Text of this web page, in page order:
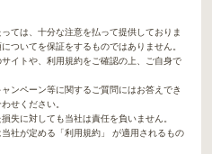
ては、十分な注意を払って提供しておりま
ついてを保証をするものではありません。
イトや、利用規約をご確認の上、ご自身で
ンペーン等に関するご質問にはお答えでき
せください。
失に対しても当社は責任を負いません。
社が定める「利用規約」 が適用されるもの